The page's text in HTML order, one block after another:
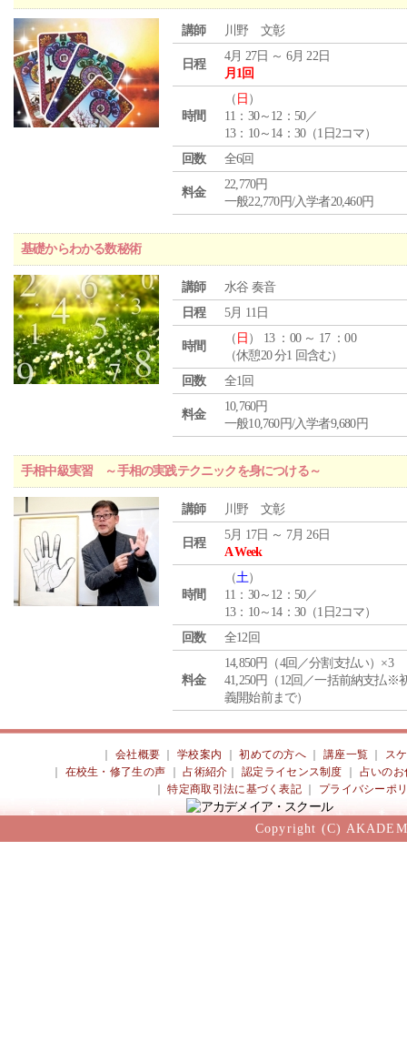
講師 川野 文彰
日程
4月 27日 ～ 6月 22日
月1回
時間
（ 日 ）
11：30～12：50／
13：10～14：30（1日2コマ）
回数
全6回
料金
22,770円
一般22,770円/入学者20,460円
基礎からわかる数秘術
講師
水谷 奏音
日程
5月 11日
時間
（ 日 ） 13 ：00 ～ 17 ：00
（休憩20 分1 回含む）
回数
全1回
料金
10,760円
一般10,760円/入学者9,680円
手相中級実習 ～手相の実践テクニックを身につける～
講師 川野 文彰
日程
5月 17日 ～ 7月 26日
A Week
時間
（土）
11：30～12：50／
13：10～14：30（1日2コマ）
回数
全12回
料金
14,850円（4回／分割支払い）×3
41,250円（12回／一括前納支払※
義開始前まで）
会社概要 ｜学校案内 ｜初めての方へ 講座一覧
ス
在校生・修了生の声 ｜占術紹介 ｜認定ライセンス制度
占いのお
｜特定商取引法に基づく表記 プライバシーポ
Copyright (C)